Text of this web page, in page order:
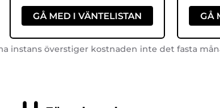
GÅ MED I VÄNTELISTAN GÅ
instans överstiger kostnaden inte det fasta